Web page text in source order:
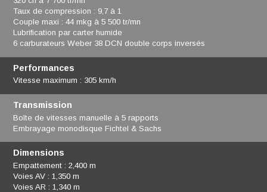
Taux de compression : 9,7 à 1
Couple maxi : 44 mkg à 5 500 tr/mn
Lubrification par carter humide
6 carburateurs Weber 38 DCN double corps inversés
Performances
Vitesse maximum : 305 km/h
Transmission
Boîte de vitesses manuelle à 5 rapports
Embrayage monodisque Fichtel & Sachs
Dimensions
Empattement : 2,400 m
Voies AV : 1,350 m
Voies AR : 1,340 m